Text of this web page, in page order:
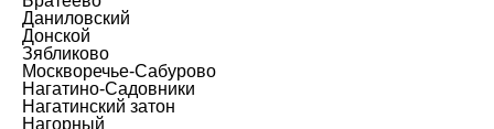
Даниловский
Донской
Зябликово
Москворечье-Сабурово
Нагатино-Садовники
Нагатинский затон
Нагорный